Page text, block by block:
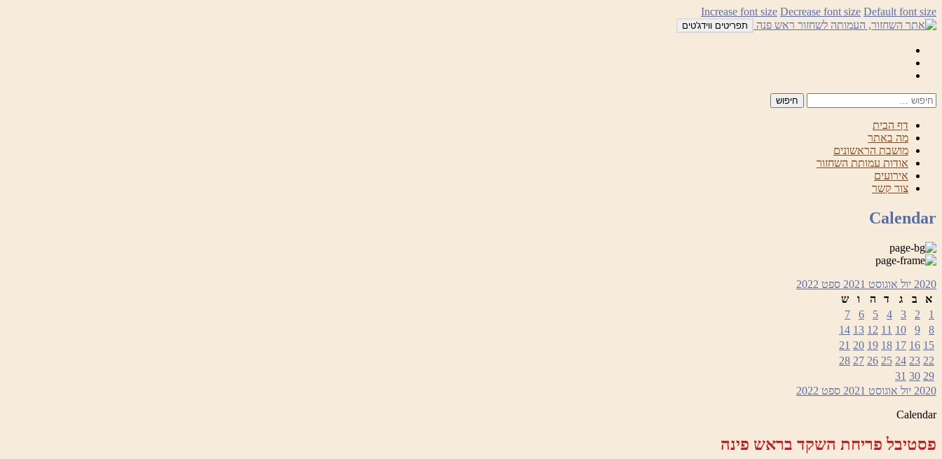
לדלג
לתוכן
Increase font size Decrease font size Default font size
תפריטים ווידג'טים
דף הבית
מה באתר
מושבת הראשונים
אודות עמותת השחזור
אירועים
צור קשר
Calendar
2020 יול אוגוסט 2021 ספט 2022
א
ב ג ד ה ו
ש
1
2
3
4
5
6
7
8
9
10
11
12
13
14
15
16
17
18
19
20
21
22
23
24
25
26
27
28
29
30
31
2020 יול אוגוסט 2021 ספט 2022
Calendar
פסטיבל פריחת השקד בראש פינה